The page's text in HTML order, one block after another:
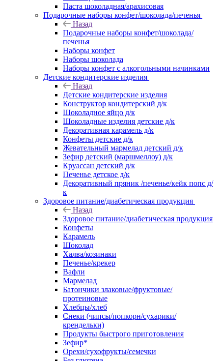
Паста шоколадная/арахисовая
Подарочные наборы конфет/шоколада/печенья
Назад
Подарочные наборы конфет/шоколада/
печенья
Наборы конфет
Наборы шоколада
Наборы конфет с алкогольными начинками
Детские кондитерские изделия
Назад
Детские кондитерские изделия
Конструктор кондитерский д/к
Шоколадное яйцо д/к
Шоколадные изделия детские д/к
Декоративная карамель д/к
Конфеты детские д/к
Жевательный мармелад детский д/к
Зефир детский (маршмеллоу) д/к
Круассан детский д/к
Печенье детское д/к
Декоративный пряник /печенье/кейк попс д/
к
Здоровое питание/диабетическая продукция
Назад
Здоровое питание/диабетическая продукция
Конфеты
Карамель
Шоколад
Халва/козинаки
Печенье/крекер
Вафли
Мармелад
Батончики злаковые/фруктовые/
протеиновые
Хлебцы/хлеб
Снеки (чипсы/попкорн/сухарики/
крендельки)
Продукты быстрого приготовления
Зефир*
Орехи/сухофрукты/семечки